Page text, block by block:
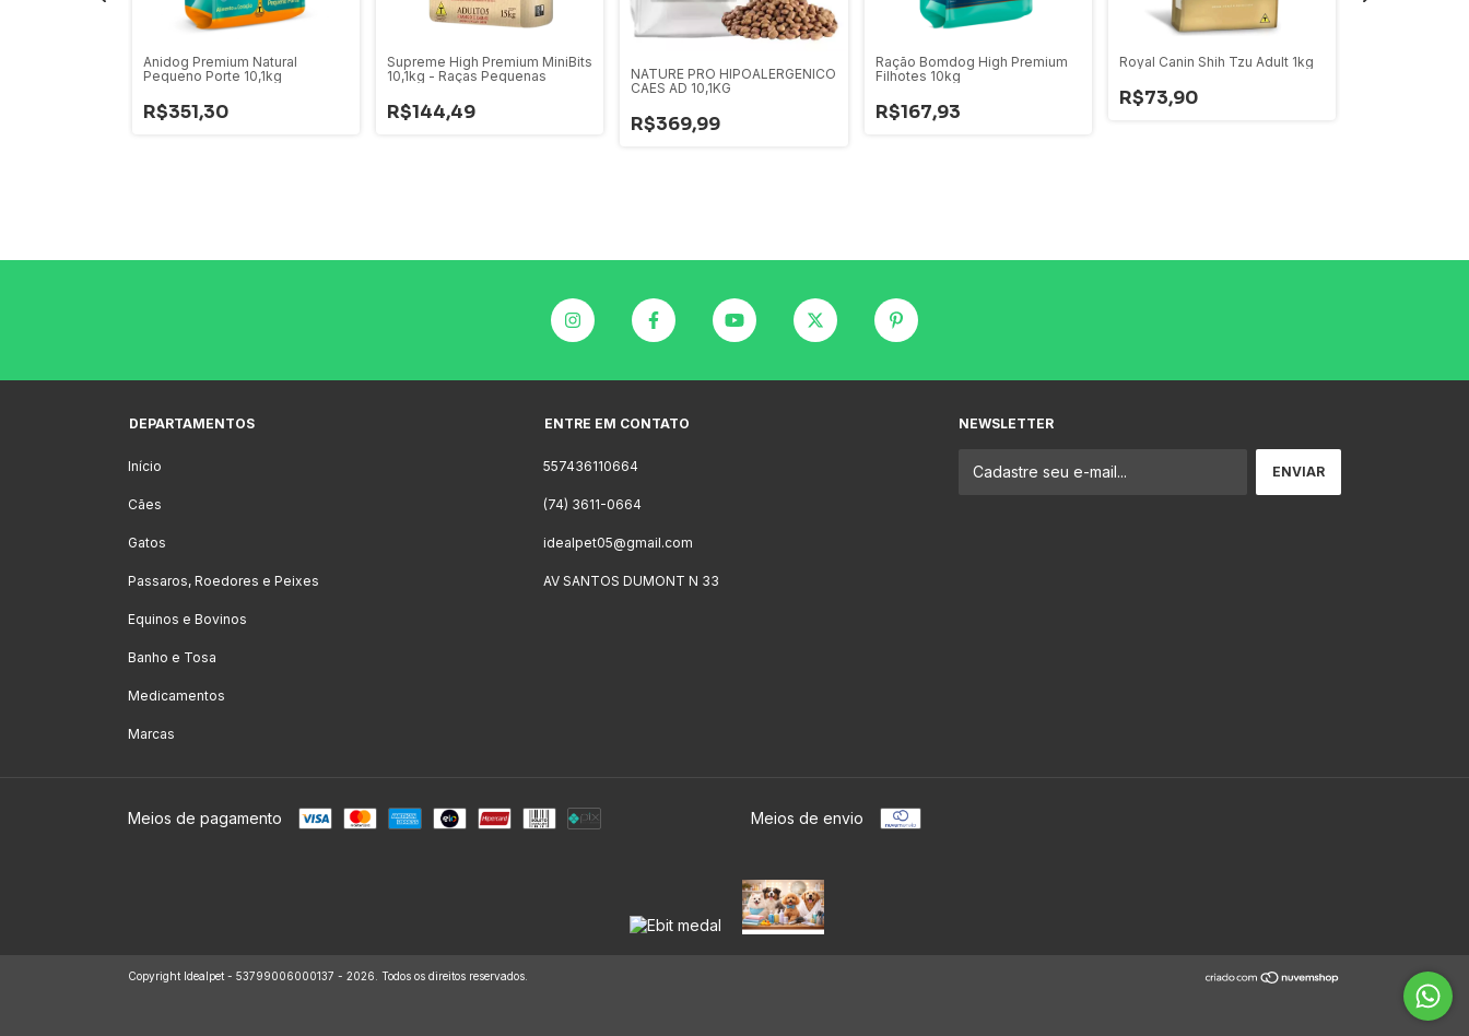
Anidog Premium Natural
Pequeno Porte 10,1kg
R$351,30
Supreme High Premium MiniBits
10,1kg - Raças Pequenas
R$144,49
NATURE PRO HIPOALERGENICO
CAES AD 10,1KG
R$369,99
Ração Bomdog High Premium
Filhotes 10kg
R$167,93
Royal Canin Shih Tzu Adult 1kg
R$73,90
DEPARTAMENTOS
Início
Cães
Gatos
Passaros, Roedores e Peixes
Equinos e Bovinos
Banho e Tosa
Medicamentos
Marcas
ENTRE EM CONTATO
557436110664
(74) 3611-0664
idealpet05@gmail.com
AV SANTOS DUMONT N 33
NEWSLETTER
Meios de pagamento Meios de envio
Copyright Idealpet - 53799006000137 - 2026. Todos os direitos reservados.